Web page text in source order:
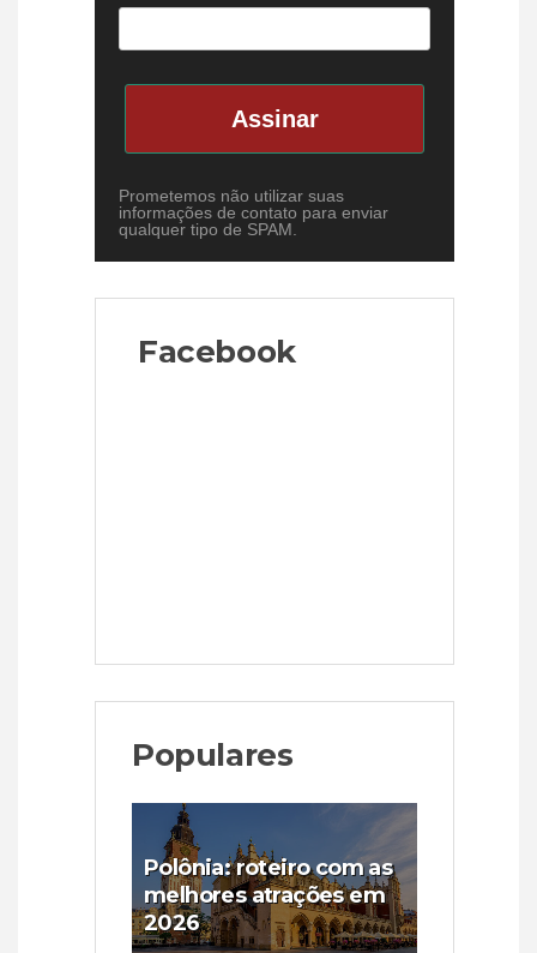
Assinar
Prometemos não utilizar suas
informações de contato para enviar
qualquer tipo de SPAM.
Facebook
Populares
Polônia: roteiro com as
melhores atrações em
2026